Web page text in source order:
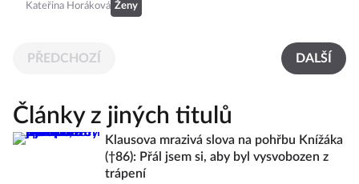
Kateřina Horáková Ženy
PŘEDCHOZÍ DALŠÍ
Články z jiných titulů
Klausova mrazivá slova na pohřbu Knížáka
(†86): Přál jsem si, aby byl vysvobozen z
trápení